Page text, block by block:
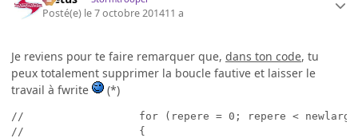
Posté(e) le 7 octobre 201411 a
Je reviens pour te faire remarquer que, dans ton code, tu
peux totalement supprimer la boucle fautive et laisser le
travail à fwrite
(*)
//					for (repere = 0; repere < newlargeur; repere++)
//					{